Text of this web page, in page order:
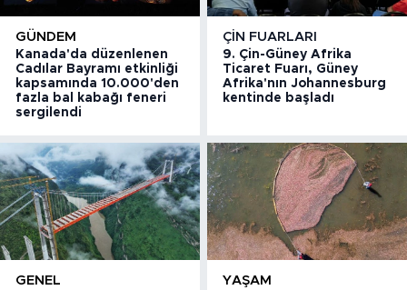
GÜNDEM
Kanada'da düzenlenen
Cadılar Bayramı etkinliği
kapsamında 10.000'den
fazla bal kabağı feneri
sergilendi
ÇIN FUARLARI
9. Çin-Güney Afrika
Ticaret Fuarı, Güney
Afrika'nın Johannesburg
kentinde başladı
GENEL YAŞAM